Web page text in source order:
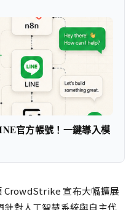
官方帳號！一鍵導入模
CrowdStrike 宣布大幅擴展
對人工智慧系統與自主代